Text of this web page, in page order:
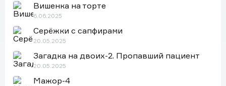
Вишенка на торте
6.06.2025
Серёжки с сапфирами
20.05.2025
Загадка на двоих-2. Пропавший пациент
20.05.2025
Мажор-4